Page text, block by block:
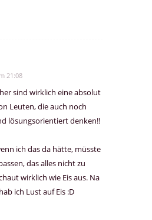
21:08
sind wirklich eine absolut
Leuten, die auch noch
lösungsorientiert denken!!
ich das da hätte, müsste
das alles nicht zu
wirklich wie Eis aus. Na
ich Lust auf Eis :D